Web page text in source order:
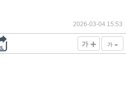
2026-03-04 15:53
가 + 가 -